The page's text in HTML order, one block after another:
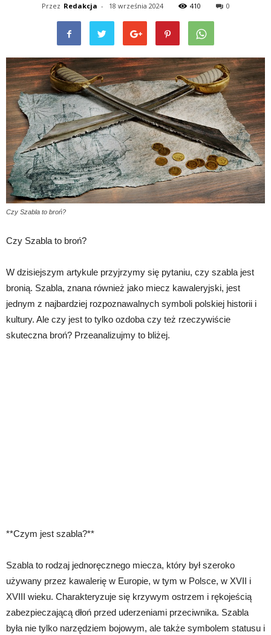
Przez Redakcja - 18 września 2024 410 0
Czy Szabla to broń?
Czy Szabla to broń?
W dzisiejszym artykule przyjrzymy się pytaniu, czy szabla jest
bronią. Szabla, znana również jako miecz kawaleryjski, jest
jednym z najbardziej rozpoznawalnych symboli polskiej historii i
kultury. Ale czy jest to tylko ozdoba czy też rzeczywiście
skuteczna broń? Przeanalizujmy to bliżej.
**Czym jest szabla?**
Szabla to rodzaj jednoręcznego miecza, który był szeroko
używany przez kawalerię w Europie, w tym w Polsce, w XVII i
XVIII wieku. Charakteryzuje się krzywym ostrzem i rękojeścią
zabezpieczającą dłoń przed uderzeniami przeciwnika. Szabla
była nie tylko narzędziem bojowym, ale także symbolem statusu i